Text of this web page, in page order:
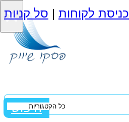
כניסת לקוחות | סל קניות
חיפוש
×